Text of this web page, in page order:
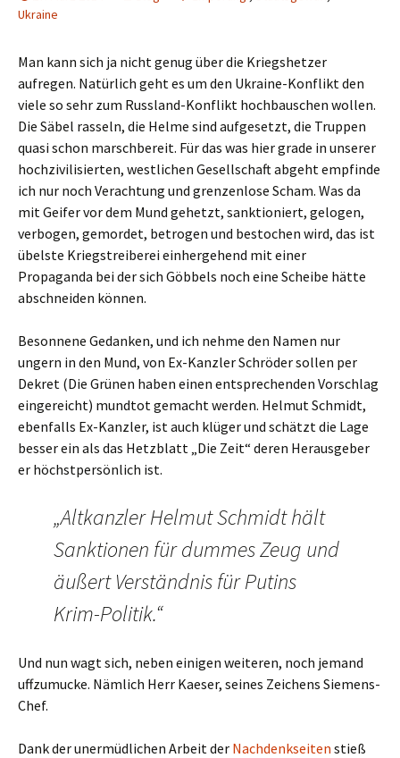
Ukraine
Man kann sich ja nicht genug über die Kriegshetzer
aufregen. Natürlich geht es um den Ukraine-Konflikt den
viele so sehr zum Russland-Konflikt hochbauschen wollen.
Die Säbel rasseln, die Helme sind aufgesetzt, die Truppen
quasi schon marschbereit. Für das was hier grade in unserer
hochzivilisierten, westlichen Gesellschaft abgeht empfinde
ich nur noch Verachtung und grenzenlose Scham. Was da
mit Geifer vor dem Mund gehetzt, sanktioniert, gelogen,
verbogen, gemordet, betrogen und bestochen wird, das ist
übelste Kriegstreiberei einhergehend mit einer
Propaganda bei der sich Göbbels noch eine Scheibe hätte
abschneiden können.
Besonnene Gedanken, und ich nehme den Namen nur
ungern in den Mund, von Ex-Kanzler Schröder sollen per
Dekret (Die Grünen haben einen entsprechenden Vorschlag
eingereicht) mundtot gemacht werden. Helmut Schmidt,
ebenfalls Ex-Kanzler, ist auch klüger und schätzt die Lage
besser ein als das Hetzblatt „Die Zeit“ deren Herausgeber
er höchstpersönlich ist.
„Altkanzler Helmut Schmidt hält
Sanktionen für dummes Zeug und
äußert Verständnis für Putins
Krim-Politik.“
Und nun wagt sich, neben einigen weiteren, noch jemand
uffzumucke. Nämlich Herr Kaeser, seines Zeichens Siemens-
Chef.
Dank der unermüdlichen Arbeit der Nachdenkseiten stieß